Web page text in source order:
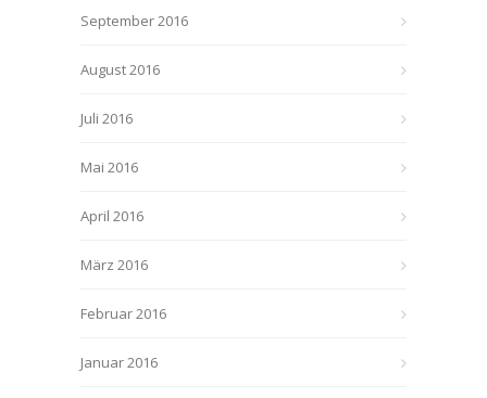
September 2016
August 2016
Juli 2016
Mai 2016
April 2016
März 2016
Februar 2016
Januar 2016